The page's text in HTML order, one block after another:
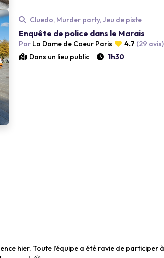
Loading...
Cluedo, Murder party, Jeu de piste
Enquête de police dans le Marais
Par La Dame de Coeur Paris 4.7 (29 avis)
Dans un lieu public
1h30
hier. Toute l’équipe a été ravie de participer à